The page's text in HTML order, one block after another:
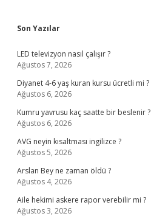
Sidebar
Son Yazılar
LED televizyon nasıl çalışır ?
Ağustos 7, 2026
Diyanet 4-6 yaş kuran kursu ücretli mi ?
Ağustos 6, 2026
Kumru yavrusu kaç saatte bir beslenir ?
Ağustos 6, 2026
AVG neyin kısaltması ingilizce ?
Ağustos 5, 2026
Arslan Bey ne zaman öldü ?
Ağustos 4, 2026
Aile hekimi askere rapor verebilir mi ?
Ağustos 3, 2026